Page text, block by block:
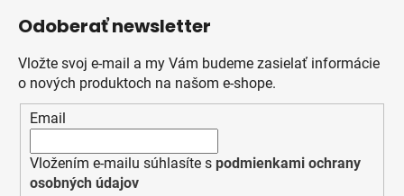
Odoberať newsletter
Vložte svoj e-mail a my Vám budeme zasielať informácie
o nových produktoch na našom e-shope.
Email
Vložením e-mailu súhlasíte s podmienkami ochrany
osobných údajov